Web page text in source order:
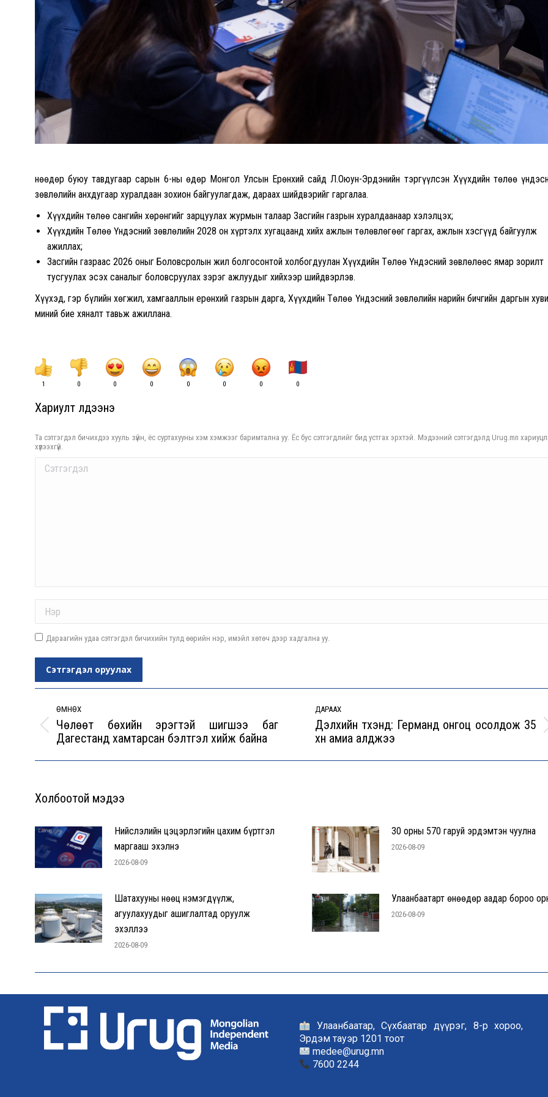
Өнөөдөр буюу тавдугаар сарын 6-ны өдөр Монгол Улсын Ерөнхий сайд Л.Оюун-Эрдэнийн тэргүүлсэн Хүүхдийн төлөө
зөвлөлийн анхдугаар хуралдаан зохион байгуулагдаж, дараах шийдвэрийг гаргалаа.
Хүүхдийн төлөө сангийн хөрөнгийг зарцуулах журмын талаар Засгийн газрын хуралдаанаар хэлэлцэх;
Хүүхдийн Төлөө Үндэсний зөвлөлийн 2028 он хүртэлх хугацаанд хийх ажлын төлөвлөгөөг гаргах, ажлын хэсгүүд байгуулж
ажиллах;
Засгийн газраас 2026 оныг Боловсролын жил болгосонтой холбогдуулан Хүүхдийн Төлөө Үндэсний зөвлөлөөс ямар зорилт
тусгуулах эсэх саналыг боловсруулах зэрэг ажлуудыг хийхээр шийдвэрлэв.
Хүүхэд, гэр бүлийн хөгжил, хамгааллын ерөнхий газрын дарга, Хүүхдийн Төлөө Үндэсний зөвлөлийн нарийн бичгийн даргын
миний бие хяналт тавьж ажиллана.
1 0 0 0 0 0 0 0
Хариулт үлдээнэ үү
Та сэтгэгдэл бичихдээ хууль зүйн, ёс суртахууны хэм хэмжээг баримтална уу. Ёс бус сэтгэгдлийг бид устгах эрхтэй. Мэдээний сэтгэгдэлд Urug.mn
хүлээхгүй.
Comment
Дараагийн удаа сэтгэгдэл бичихийн тулд өөрийн нэр, имэйл хөтөч дээр хадгална уу.
Сэтгэгдэл оруулах
navigation
ӨМНӨХ
Previous
post:
Чөлөөт бөхийн эрэгтэй шигшээ баг
Дагестанд хамтарсан бэлтгэл хийж байна
ДАРААХ
Next
Дэлхийн түүхэнд: Германд онгоц осолдож 35
хүн амиа алджээ
Холбоотой мэдээ
Нийслэлийн цэцэрлэгийн цахим бүртгэл
маргааш эхэлнэ
2026-08-09
30 орны 570 гаруй эрдэмтэн чуулна
2026-08-09
Шатахууны нөөц нэмэгдүүлж,
агуулахуудыг ашиглалтад оруулж
эхэллээ
2026-08-09
Улаанбаатарт өнөөдөр аадар бороо
2026-08-09
Улаанбаатар, Сүхбаатар дүүрэг, 8-р хороо,
Эрдэм тауэр 1201 тоот
medee@urug.mn
7600 2244